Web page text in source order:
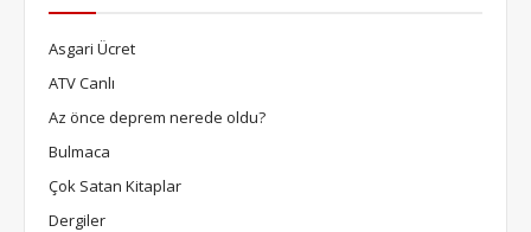
Asgari Ücret
ATV Canlı
Az önce deprem nerede oldu?
Bulmaca
Çok Satan Kitaplar
Dergiler